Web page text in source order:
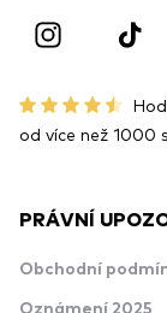
od více než 1000
PRÁVNÍ
Obchodní
Oznámení 2025